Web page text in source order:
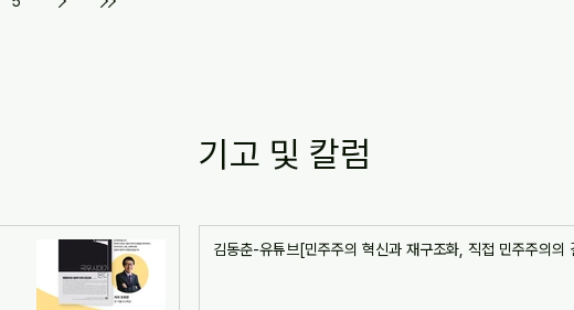
기고 및 칼럼
김동춘-유튜브[민주주의 혁신과 재구조화, 직접 민주주의의